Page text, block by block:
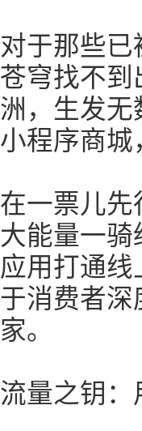
对于那些
苍穹找不
洲，生发
小程序商
在一票儿
大能量一
应用打通
于消费者
家。
流量之钥：